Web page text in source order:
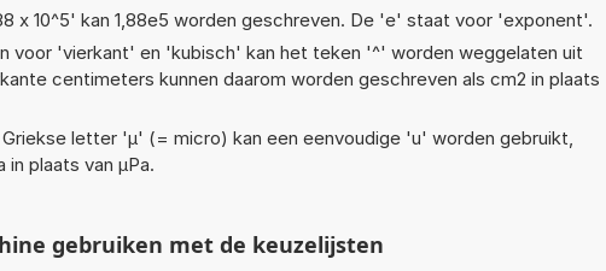
x 10^5' kan 1,88e5 worden geschreven. De 'e' staat voor 'exponent'.
voor 'vierkant' en 'kubisch' kan het teken '^' worden weggelaten uit
centimeters kunnen daarom worden geschreven als cm2 in plaats
Griekse letter 'µ' (= micro) kan een eenvoudige 'u' worden gebruikt,
in plaats van µPa.
gebruiken met de keuzelijsten